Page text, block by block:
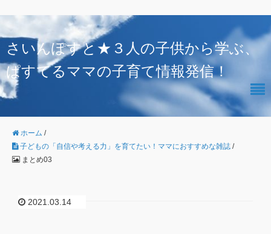
さいんぽすと★３人の子供から学ぶ、
ぱすてるママの子育て情報発信！
ホーム /
子どもの「自信や考える力」を育てたい！ママにおすすめな雑誌 /
まとめ03
2021.03.14